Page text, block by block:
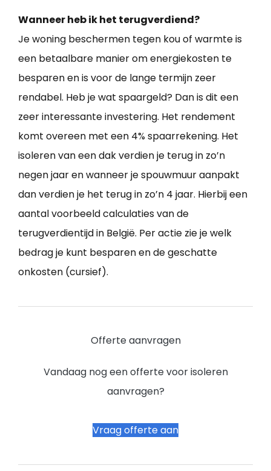
Wanneer heb ik het terugverdiend?
Je woning beschermen tegen kou of warmte is
een betaalbare manier om energiekosten te
besparen en is voor de lange termijn zeer
rendabel. Heb je wat spaargeld? Dan is dit een
zeer interessante investering. Het rendement
komt overeen met een 4% spaarrekening. Het
isoleren van een dak verdien je terug in zo’n
negen jaar en wanneer je spouwmuur aanpakt
dan verdien je het terug in zo’n 4 jaar. Hierbij een
aantal voorbeeld calculaties van de
terugverdientijd in België. Per actie zie je welk
bedrag je kunt besparen en de geschatte
onkosten (cursief).
Offerte aanvragen
Vandaag nog een offerte voor isoleren
aanvragen?
Vraag offerte aan